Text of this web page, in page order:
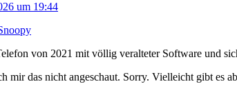
um 19:44
von 2021 mit völlig veralteter Software und
mir das nicht angeschaut. Sorry. Vielleicht gibt es